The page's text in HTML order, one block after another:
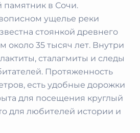
памятник в Сочи.
ущелье реки
стоянкой древнего
около 35 тысяч лет. Внутри
сталагмиты и следы
Протяженность
есть удобные дорожки
для посещения круглый
для любителей истории и